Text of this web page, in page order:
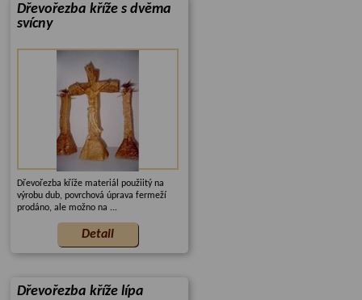
Dřevořezba kříže s dvěma
svícny
Dřevořezba kříže materiál použiitý na
výrobu dub, povrchová úprava fermeží
prodáno, ale možno na ...
Dřevořezba kříže lípa